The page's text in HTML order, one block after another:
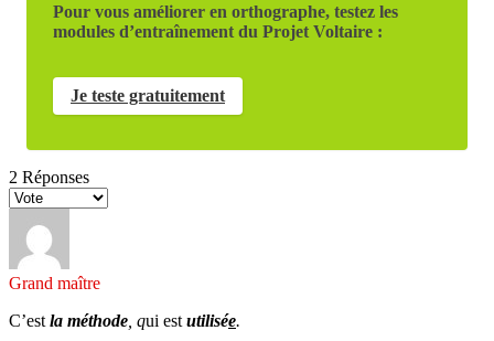
Pour vous améliorer en orthographe, testez les
modules d’entraînement du Projet Voltaire :
Je teste gratuitement
2 Réponses
Grand maître
C’est la méthode , qui est utilisée.